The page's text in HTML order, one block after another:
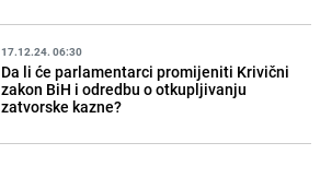
17.12.24. 06:30
Da li će parlamentarci promijeniti Krivični
zakon BiH i odredbu o otkupljivanju
zatvorske kazne?